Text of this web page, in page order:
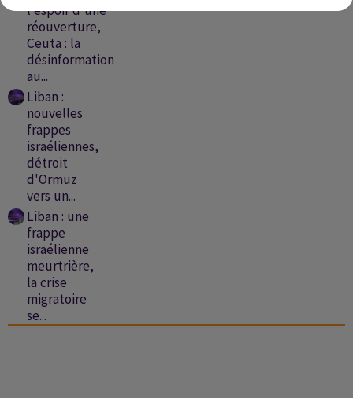
l'espoir d'une
réouverture,
Ceuta : la
désinformation
au...
Liban :
nouvelles
frappes
israéliennes,
détroit
d'Ormuz
vers un...
Liban : une
frappe
israélienne
meurtrière,
la crise
migratoire
se...